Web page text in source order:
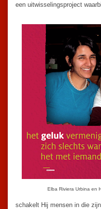
een uitwisselingsproject
Elba Riviera Urbina en
schakelt Hij mensen in die